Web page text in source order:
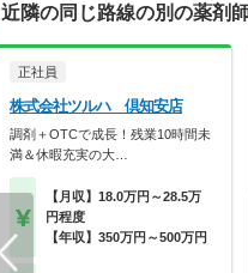
近隣の同じ路線の別の薬剤
正社員
株式会社ツルハ 倶知安店
調剤＋OTCで成長！残業10時間未
満＆休暇充実の大…
【月収】18.0万円～28.5万
円程度
【年収】350万円～500万円